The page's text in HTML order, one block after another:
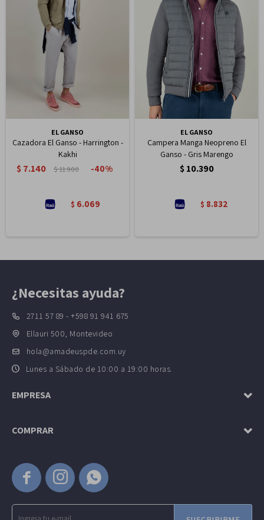
EL GANSO
Cazadora El Ganso - Harrington -
Kakhi
$7.140 $11.900 40
$ 6.069
EL GANSO
Campera Manga Neopreno El
Ganso - Gris Marengo
$ 10.390
$ 8.832
  
¿Necesitas ayuda?
2711 57 89 - +598 91 941 675
Ellauri 500, Montevideo
hola@amadeuspde.com.uy
Lunes a Sábado de 10:00 a 19:00 horas.
EMPRESA
COMPRAR